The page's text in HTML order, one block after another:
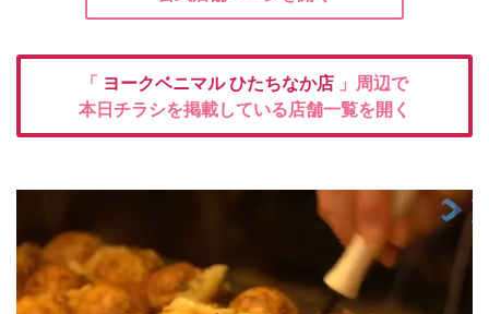
「 ヨークベニマルひたちなか店 」周辺で
本日チラシを掲載している店舗一覧を開く